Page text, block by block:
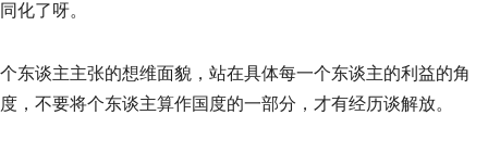
同化了呀。
个东谈主主张的想维面貌，站在具体每一个东谈主的利益的角
度，不要将个东谈主算作国度的一部分，才有经历谈解放。